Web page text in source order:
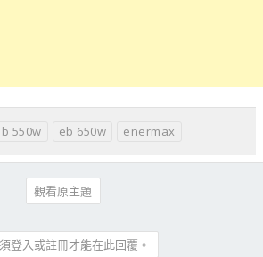
550w eb 650w enermax
觀看原主題
登入或註冊才能在此回覆。